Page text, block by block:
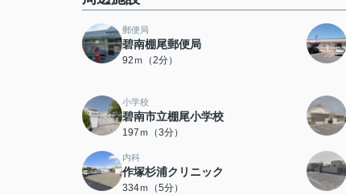
郵便局
碧南棚尾郵便局
92ｍ（2分）
小学校
碧南市立棚尾小学校
197ｍ（3分）
内科
作塚杉浦クリニック
334ｍ（5分）